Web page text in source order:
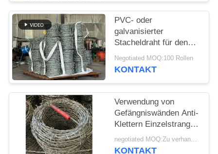
PVC- oder
galvanisierter
Stacheldraht für den
Grenzschutz
Negotiated MOQ:100 Rollen
KONTAKT
Verwendung von
Gefängniswänden Anti-
Klettern Einzelstrang
PVC beschichtet
Stacheldraht
negotiated MOQ:Zu verhandeln
KONTAKT